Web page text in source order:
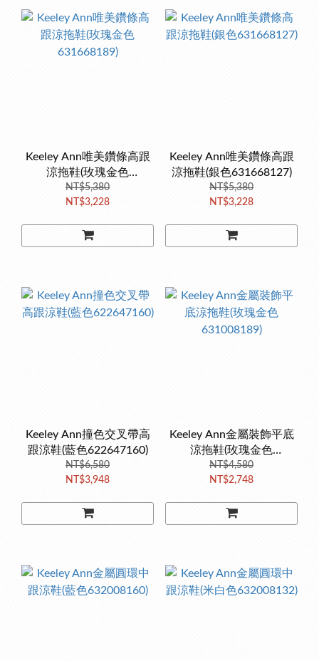
Keeley Ann唯美鑽條高跟
涼拖鞋(玫瑰金色
631668189)
NT$5,380
NT$3,228
Keeley Ann唯美鑽條高跟
涼拖鞋(銀色631668127)
NT$5,380
NT$3,228
Keeley Ann撞色交叉帶高
跟涼鞋(藍色622647160)
NT$6,580
NT$3,948
Keeley Ann金屬裝飾平底
涼拖鞋(玫瑰金色
631008189)
NT$4,580
NT$2,748